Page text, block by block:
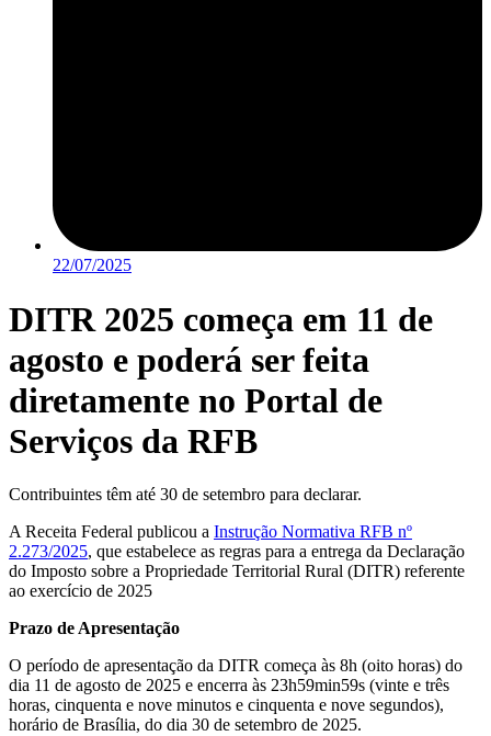
22/07/2025
DITR 2025 começa em 11 de
agosto e poderá ser feita
diretamente no Portal de
Serviços da RFB
Contribuintes têm até 30 de setembro para declarar.
A Receita Federal publicou a Instrução Normativa RFB nº
2.273/2025, que estabelece as regras para a entrega da Declaração
do Imposto sobre a Propriedade Territorial Rural (DITR) referente
ao exercício de 2025
Prazo de Apresentação
O período de apresentação da DITR começa às 8h (oito horas) do
dia 11 de agosto de 2025 e encerra às 23h59min59s (vinte e três
horas, cinquenta e nove minutos e cinquenta e nove segundos),
horário de Brasília, do dia 30 de setembro de 2025.